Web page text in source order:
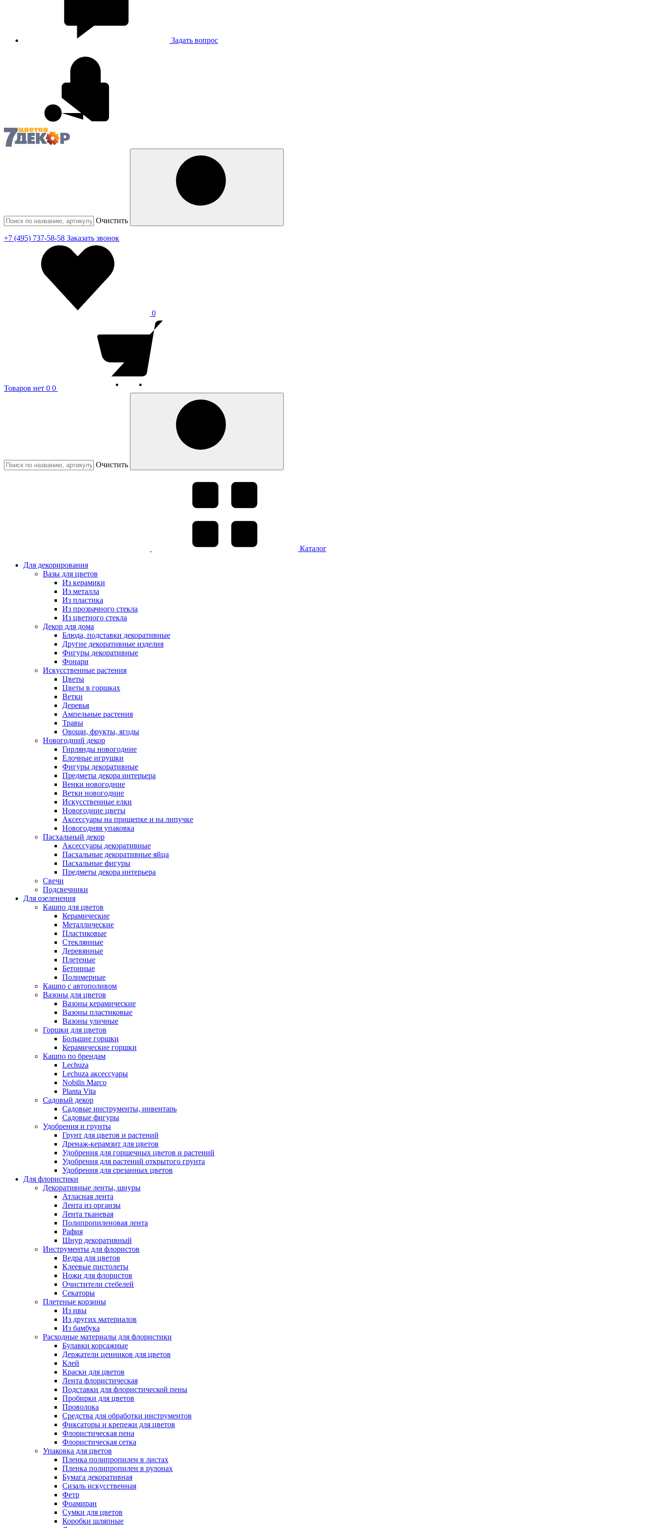
Задать вопрос
Очистить
+7 (495) 737-58-58 Заказать звонок
0
Товаров нет 0 0
Очистить
Каталог
Для декорирования
Вазы для цветов
Из керамики
Из металла
Из пластика
Из прозрачного стекла
Из цветного стекла
Декор для дома
Блюда, подставки декоративные
Другие декоративные изделия
Фигуры декоративные
Фонари
Искусственные растения
Цветы
Цветы в горшках
Ветки
Деревья
Ампельные растения
Травы
Овощи, фрукты, ягоды
Новогодний декор
Гирлянды новогодние
Елочные игрушки
Фигуры декоративные
Предметы декора интерьера
Венки новогодние
Ветки новогодние
Искусственные елки
Новогодние цветы
Аксессуары на прищепке и на липучке
Новогодняя упаковка
Пасхальный декор
Аксессуары декоративные
Пасхальные декоративные яйца
Пасхальные фигуры
Предметы декора интерьера
Свечи
Подсвечники
Для озеленения
Кашпо для цветов
Керамические
Металлические
Пластиковые
Стеклянные
Деревянные
Плетеные
Бетонные
Полимерные
Кашпо с автополивом
Вазоны для цветов
Вазоны керамические
Вазоны пластиковые
Вазоны уличные
Горшки для цветов
Большие горшки
Керамические горшки
Кашпо по брендам
Lechuza
Lechuza аксессуары
Nobilis Marco
Planta Vita
Садовый декор
Садовые инструменты, инвентарь
Садовые фигуры
Удобрения и грунты
Грунт для цветов и растений
Дренаж-керамзит для цветов
Удобрения для горшечных цветов и растений
Удобрения для растений открытого грунта
Удобрения для срезанных цветов
Для флористики
Декоративные ленты, шнуры
Атласная лента
Лента из органзы
Лента тканевая
Полипропиленовая лента
Рафия
Шнур декоративный
Инструменты для флористов
Ведра для цветов
Клеевые пистолеты
Ножи для флористов
Очистители стебелей
Секаторы
Плетеные корзины
Из ивы
Из других материалов
Из бамбука
Расходные материалы для флористики
Булавки корсажные
Держатели ценников для цветов
Клей
Краски для цветов
Лента флористическая
Подставки для флористической пены
Пробирки для цветов
Проволока
Средства для обработки инструментов
Фиксаторы и крепежи для цветов
Флористическая пена
Флористическая сетка
Упаковка для цветов
Пленка полипропилен в листах
Пленка полипропилен в рулонах
Бумага декоративная
Сизаль искусственная
Фетр
Фоамиран
Сумки для цветов
Коробки шляпные